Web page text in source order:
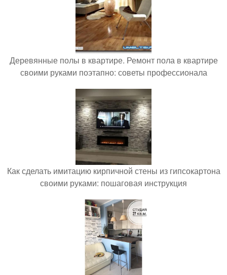
Деревянные полы в квартире. Ремонт пола в квартире
своими руками поэтапно: советы профессионала
Как сделать имитацию кирпичной стены из гипсокартона
своими руками: пошаговая инструкция